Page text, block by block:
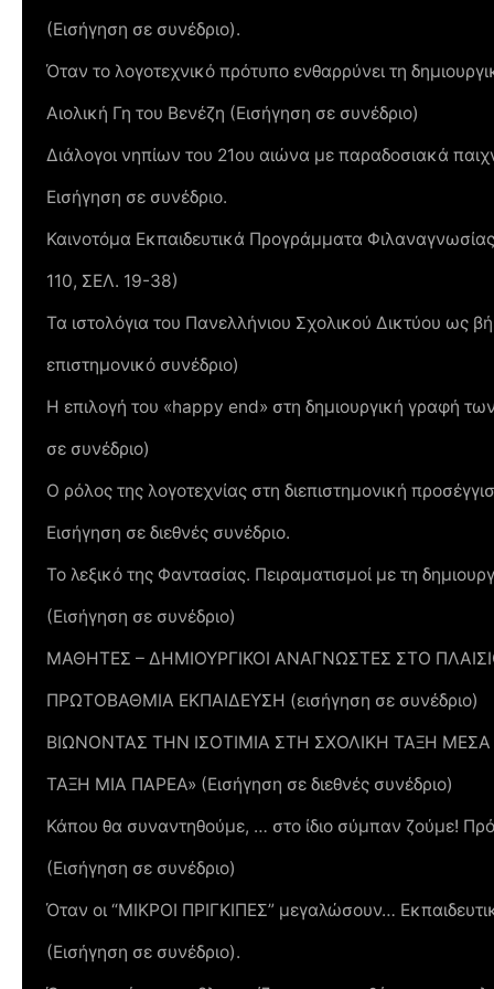
(Εισήγηση σε συνέδριο).
Όταν το λογοτεχνικό πρότυπο ενθαρρύνει τη
Αιολική Γη του Βενέζη (Εισήγηση σε συνέδριο)
Διάλογοι νηπίων του 21ου αιώνα με παραδοσιακά
Εισήγηση σε συνέδριο.
Καινοτόμα Εκπαιδευτικά Προγράμματα
110, ΣΕΛ. 19-38)
Τα ιστολόγια του Πανελλήνιου Σχολικού Δικτύου ως
επιστημονικό συνέδριο)
Η επιλογή του «happy end» στη δημιουργική γραφή
σε συνέδριο)
Ο ρόλος της λογοτεχνίας στη διεπιστημονική
Εισήγηση σε διεθνές συνέδριο.
Το λεξικό της Φαντασίας. Πειραματισμοί με τη
(Εισήγηση σε συνέδριο)
ΜΑΘΗΤΕΣ – ΔΗΜΙΟΥΡΓΙΚΟΙ ΑΝΑΓΝΩΣΤΕΣ ΣΤΟ
ΠΡΩΤΟΒΑΘΜΙΑ ΕΚΠΑΙΔΕΥΣΗ (εισήγηση σε συνέδριο)
ΒΙΩΝΟΝΤΑΣ ΤΗΝ ΙΣΟΤΙΜΙΑ ΣΤΗ ΣΧΟΛΙΚΗ ΤΑΞΗ
ΤΑΞΗ ΜΙΑ ΠΑΡΕΑ» (Εισήγηση σε διεθνές συνέδριο)
Κάπου θα συναντηθούμε, … στο ίδιο σύμπαν ζούμε!
(Εισήγηση σε συνέδριο)
Όταν οι “ΜΙΚΡΟΙ ΠΡΙΓΚΙΠΕΣ” μεγαλώσουν…
(Εισήγηση σε συνέδριο).